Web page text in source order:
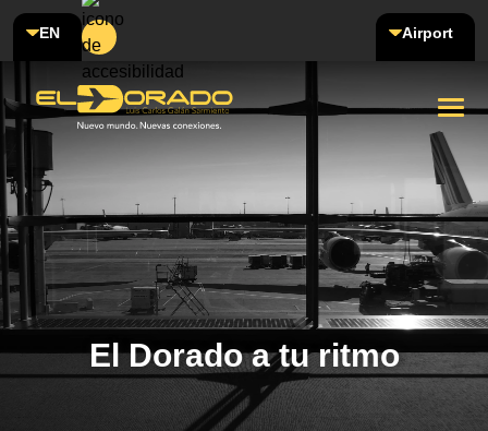
EN Airport
El Dorado a tu ritmo